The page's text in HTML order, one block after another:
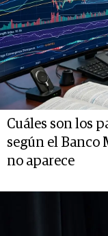
Cuáles son los
según el Banco
no aparece